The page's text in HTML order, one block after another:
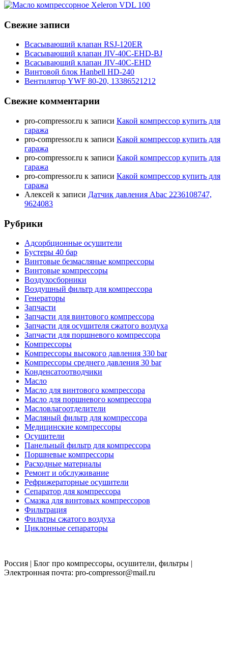
Свежие записи
Всасывающий клапан RSJ-120ER
Всасывающий клапан JIV-40C-EHD-BJ
Всасывающий клапан JIV-40C-EHD
Винтовой блок Hanbell HD-240
Вентилятор YWF 80-20, 13386521212
Свежие комментарии
pro-compressor.ru к записи Какой компрессор купить для
гаража
pro-compressor.ru к записи Какой компрессор купить для
гаража
pro-compressor.ru к записи Какой компрессор купить для
гаража
pro-compressor.ru к записи Какой компрессор купить для
гаража
Алексей к записи Датчик давления Abac 2236108747,
9624083
Рубрики
Адсорбционные осушители
Бустеры 40 бар
Винтовые безмасляные компрессоры
Винтовые компрессоры
Воздухосборники
Воздушный фильтр для компрессора
Генераторы
Запчасти
Запчасти для винтового компрессора
Запчасти для осушителя сжатого воздуха
Запчасти для поршневого компрессора
Компрессоры
Компрессоры высокого давления 330 bar
Компрессоры среднего давления 30 bar
Конденсатоотводчики
Масло
Масло для винтового компрессора
Масло для поршневого компрессора
Масловлагоотделители
Масляный фильтр для компрессора
Медицинские компрессоры
Осушители
Панельный фильтр для компрессора
Поршневые компрессоры
Расходные материалы
Ремонт и обслуживание
Рефрижераторные осушители
Сепаратор для компрессора
Смазка для винтовых компрессоров
Фильтрация
Фильтры сжатого воздуха
Циклонные сепараторы
Россия | Блог про компрессоры, осушители, фильтры |
Электронная почта: pro-compressor@mail.ru